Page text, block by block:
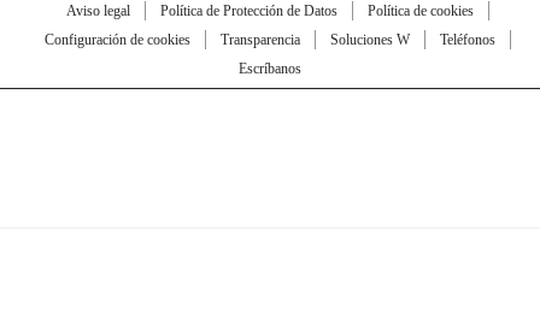
Aviso legal Política de Protección de Datos
Política de cookies
Configuración de cookies
Transparencia Soluciones W
Teléfonos
Escríbanos